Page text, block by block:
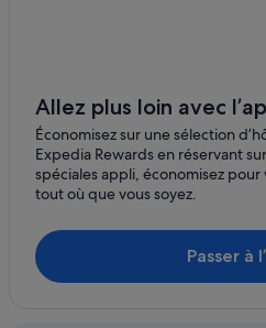
M'diq : Appart’hôtels
M'diq : hôtels
Oued Laou : hôtels
Restinga : hôtels Barcelo
Tanger : Appart’hôtels
Tanger : hôtels Hôtels avec
Allez plus loin avec
Économisez sur une sélection
Expedia Rewards en réservant
spéciales appli, économisez
tout où que vous soyez.
Passer à